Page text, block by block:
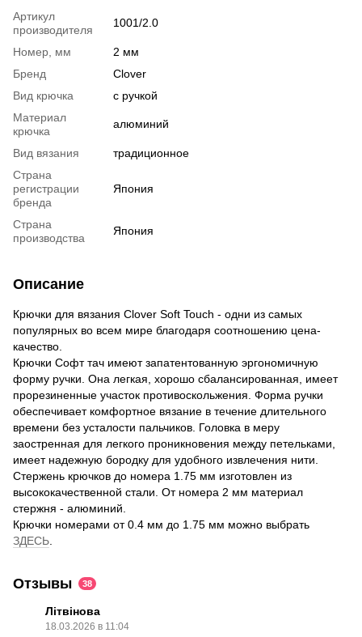
Артикул
производителя
1001/2.0
Номер, мм
2 мм
Бренд
Clover
Вид крючка
с ручкой
Материал
крючка
алюминий
Вид вязания
традиционное
Страна
регистрации
бренда
Япония
Страна
производства
Япония
Описание
Крючки для вязания Clover Soft Touch - одни из самых
популярных во всем мире благодаря соотношению цена-
качество.
Крючки Софт тач имеют запатентованную эргономичную
форму ручки. Она легкая, хорошо сбалансированная, имеет
прорезиненные участок противоскольжения. Форма ручки
обеспечивает комфортное вязание в течение длительного
времени без усталости пальчиков. Головка в меру
заостренная для легкого проникновения между петельками,
имеет надежную бородку для удобного извлечения нити.
Стержень крючков до номера 1.75 мм изготовлен из
высококачественной стали. От номера 2 мм материал
стержня - алюминий.
Крючки номерами от 0.4 мм до 1.75 мм можно выбрать
ЗДЕСЬ
Отзывы 38
Літвінова
18.03.2026 в 11:04